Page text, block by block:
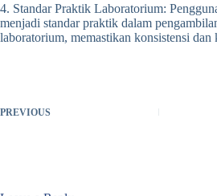
4. Standar Praktik Laboratorium:
menjadi standar praktik dalam
laboratorium, memastikan konsistensi dan
PREVIOUS